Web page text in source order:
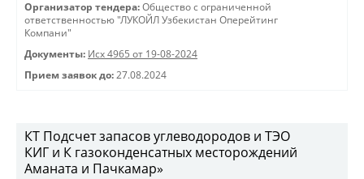
Организатор тендера: Общество с ограниченной
ответственностью "ЛУКОЙЛ Узбекистан Оперейтинг
Компани"
Документы: Исх 4965 от 19-08-2024
Прием заявок до: 27.08.2024
КT Подсчет запасов углеводородов и ТЭО
КИГ и К газоконденсатных месторождений
Аманата и Пачкамар»